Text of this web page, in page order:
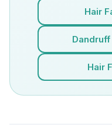
Hair
Hair